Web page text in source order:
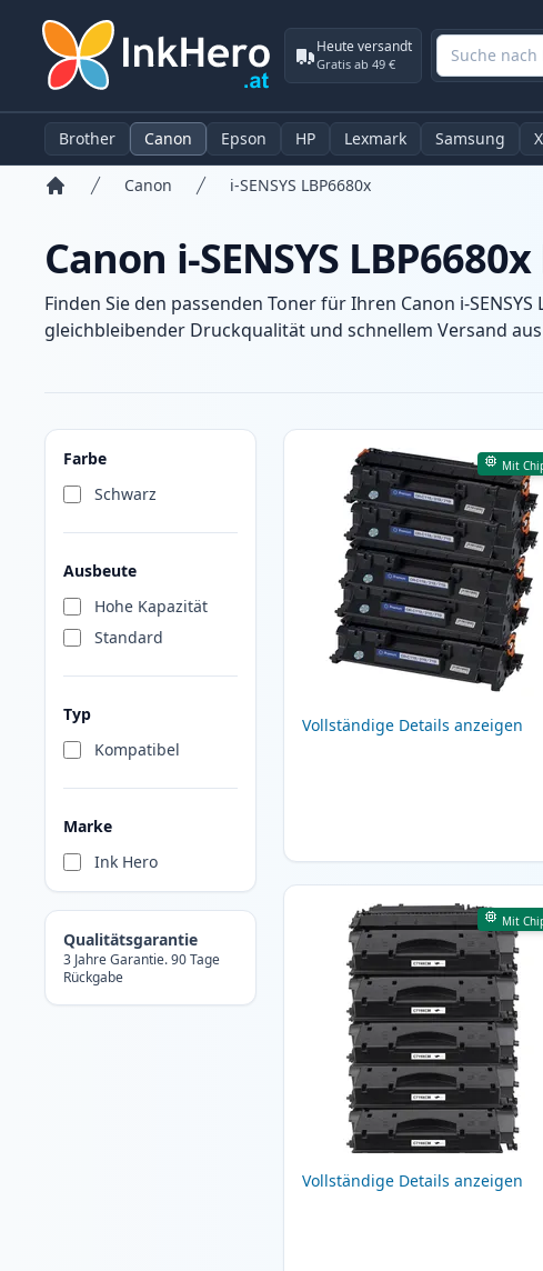
Heute versandt
Gratis ab 49 €
Brother Canon Epson HP Lexmark Samsung
Canon i-SENSYS LBP6680x
Canon i-SENSYS
Finden Sie den passenden Toner für Ihren Canon i-
gleichbleibender Druckqualität und schnellem Versand
Farbe
Schwarz
Ausbeute
Hohe Kapazität
Standard
Typ
Kompatibel
Marke
Ink Hero
Qualitätsgarantie
3 Jahre Garantie. 90 Tage
Rückgabe
Produkte
Mit
Vollständige Details anzeigen
Mit
Vollständige Details anzeigen